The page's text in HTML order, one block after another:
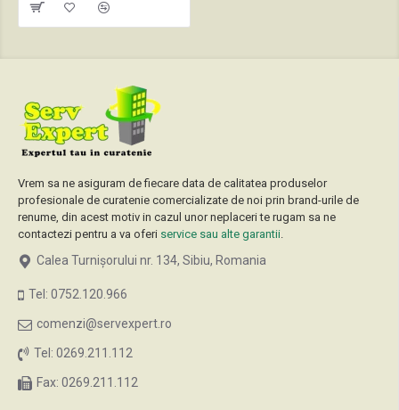
Vrem sa ne asiguram de fiecare data de calitatea produselor
profesionale de curatenie comercializate de noi prin brand-urile de
renume, din acest motiv in cazul unor neplaceri te rugam sa ne
contactezi pentru a va oferi service sau alte garantii.
Calea Turnișorului nr. 134, Sibiu, Romania
Tel: 0752.120.966
comenzi@servexpert.ro
Tel: 0269.211.112
Fax: 0269.211.112